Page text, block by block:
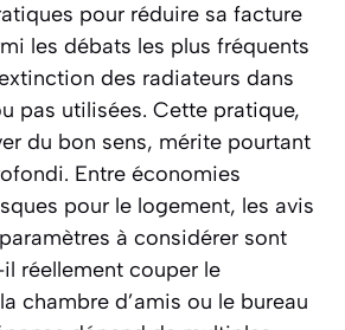
pour réduire sa facture
les débats les plus fréquents
des radiateurs dans
pas utilisées. Cette pratique,
du bon sens, mérite pourtant
Entre économies
pour le logement, les avis
à considérer sont
réellement couper le
chambre d’amis ou le bureau